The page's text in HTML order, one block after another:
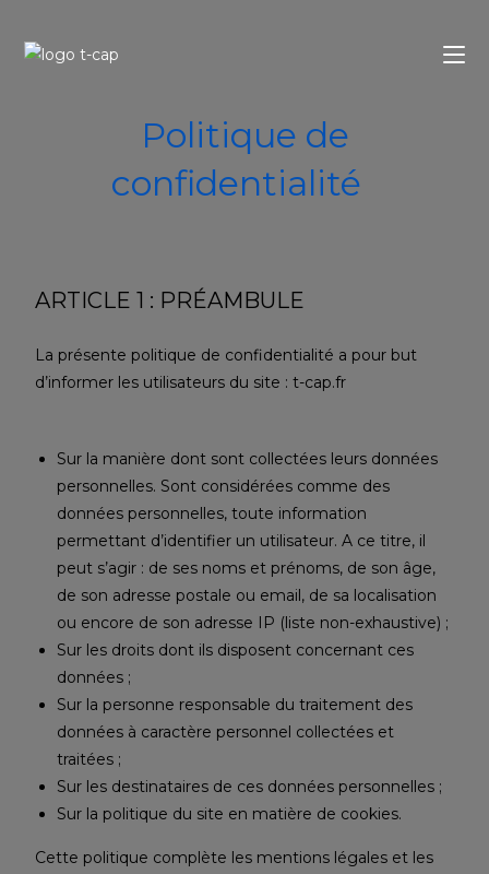
Politique de
confidentialité
ARTICLE 1 : PRÉAMBULE
La présente politique de confidentialité a pour but
d’informer les utilisateurs du site : t-cap.fr
Sur la manière dont sont collectées leurs données
personnelles. Sont considérées comme des
données personnelles, toute information
permettant d’identifier un utilisateur. A ce titre, il
peut s’agir : de ses noms et prénoms, de son âge,
de son adresse postale ou email, de sa localisation
ou encore de son adresse IP (liste non-exhaustive) ;
Sur les droits dont ils disposent concernant ces
données ;
Sur la personne responsable du traitement des
données à caractère personnel collectées et
traitées ;
Sur les destinataires de ces données personnelles ;
Sur la politique du site en matière de cookies.
Cette politique complète les mentions légales et les